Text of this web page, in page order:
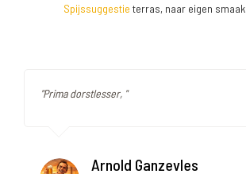
Spijssuggestie terras, naar eigen smaak
"Prima dorstlesser, "
Arnold Ganzevles